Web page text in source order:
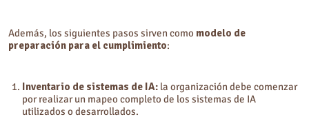
Además, los siguientes pasos sirven como modelo de
preparación para el cumplimiento:
Inventario de sistemas de IA: la organización debe comenzar
por realizar un mapeo completo de los sistemas de IA
utilizados o desarrollados.